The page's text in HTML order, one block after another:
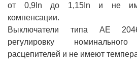
от 0,9In до 1,15In и не
компенсации.
Выключатели типа АЕ
регулировку
расцепителей и не имеют